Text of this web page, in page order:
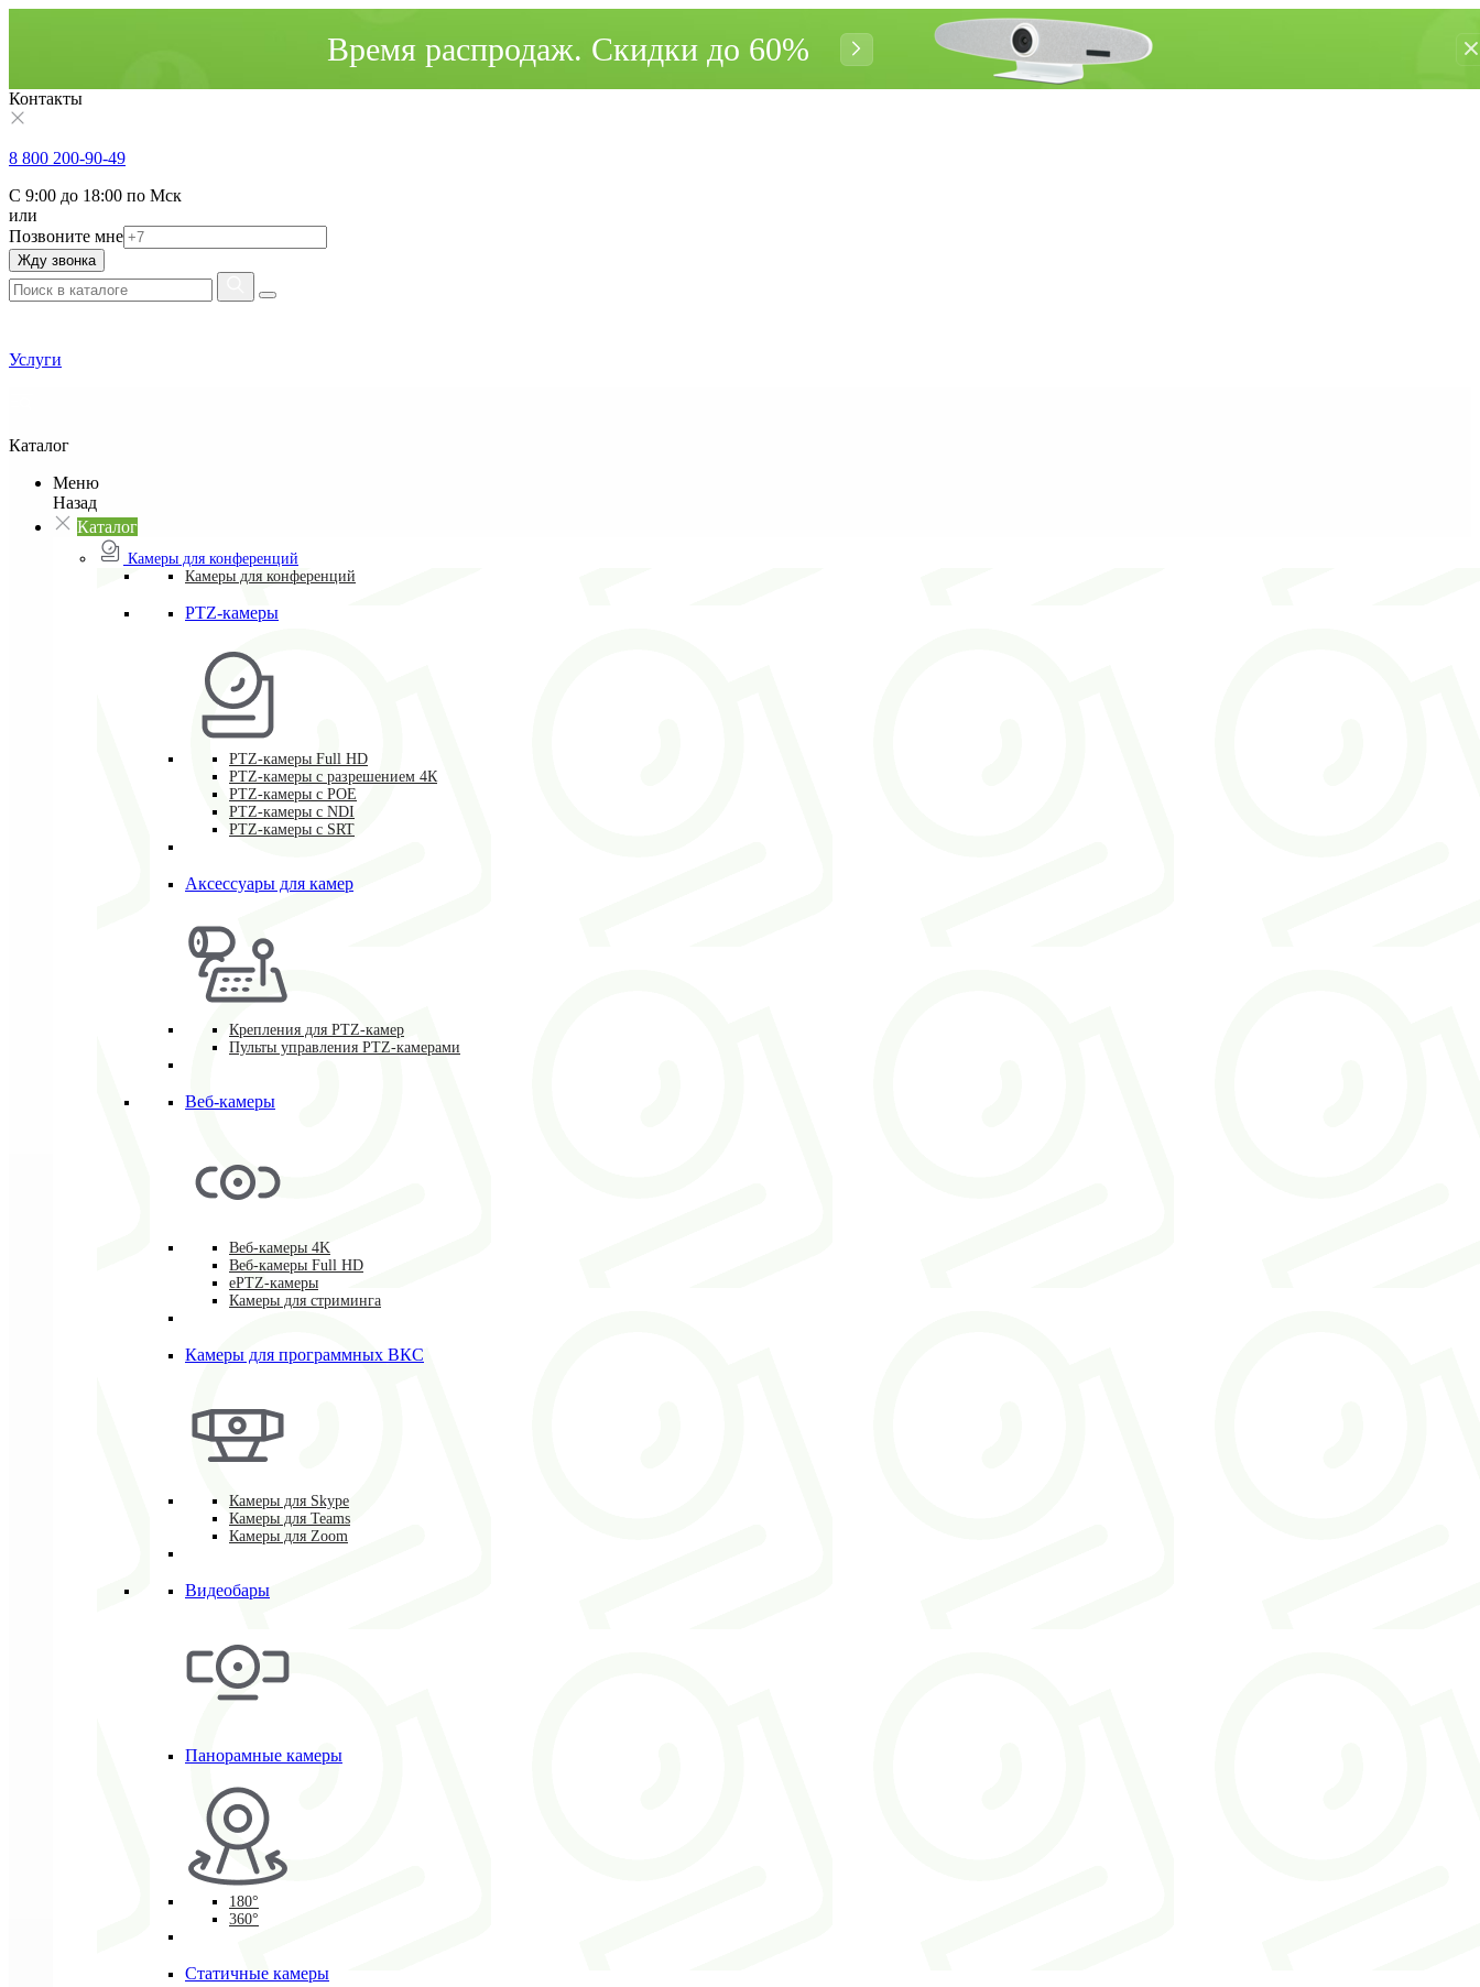
Время распродаж. Cкидки до 60%
Контакты
8 800 200-90-49
С 9:00 до 18:00 по Мск
или
Позвоните мне
Жду звонка
Услуги
Каталог
Меню
Назад
Каталог
Камеры для конференций
Камеры для конференций
PTZ-камеры
PTZ-камеры Full HD
PTZ-камеры с разрешением 4К
PTZ-камеры с POE
PTZ-камеры c NDI
PTZ-камеры с SRT
Аксессуары для камер
Крепления для PTZ-камер
Пульты управления PTZ-камерами
Веб-камеры
Веб-камеры 4K
Веб-камеры Full HD
ePTZ-камеры
Камеры для стриминга
Камеры для программных ВКС
Камеры для Skype
Камеры для Teams
Камеры для Zoom
Видеобары
Панорамные камеры
180°
360°
Статичные камеры